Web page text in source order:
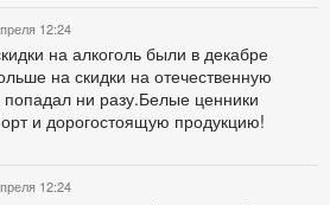
12:24
на алкоголь были в декабре
на скидки на отечественную
ни разу.Белые ценники
и дорогостоящую продукцию!
12:24